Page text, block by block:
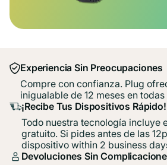
Experiencia Sin Preocupaciones
Compre con confianza. Plug
inigualable de 12 meses en
¡Recibe Tus Dispositivos Rápido!
Todo nuestra tecnología incluye
gratuito. Si pides antes de las
dispositivo within 2 business
Devoluciones Sin